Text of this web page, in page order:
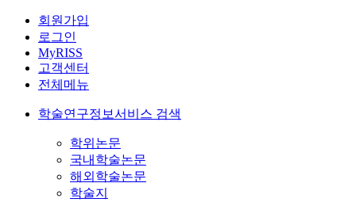
회원가입
로그인
MyRISS
고객센터
전체메뉴
학술연구정보서비스 검색
학위논문
국내학술논문
해외학술논문
학술지